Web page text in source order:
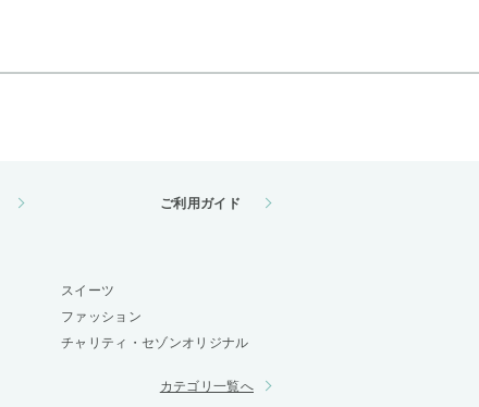
ご利用ガイド
スイーツ
ファッション
チャリティ・セゾンオリジナル
カテゴリ一覧へ